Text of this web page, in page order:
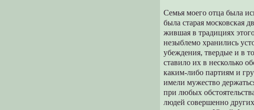
Семья моего отца была
была старая московская
жившая в традициях
незыблемо хранились
убеждения, твердые и в
ставило их в несколько
каким-либо партиям и
имели мужество
при любых
людей совершенно